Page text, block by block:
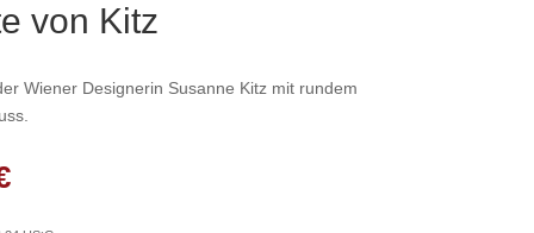
von Kitz
Wiener Designerin Susanne Kitz mit rundem
Aktueller